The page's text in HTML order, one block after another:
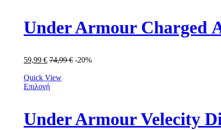
Under Armour Charged
59,99 € 74,99€ -20%
Quick View
Επιλογή
Under Armour Velecity